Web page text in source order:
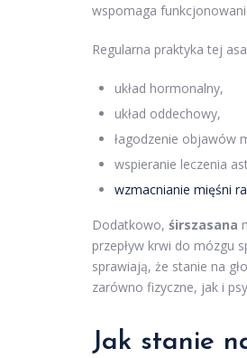
wspomaga
Regularna praktyka tej
układ hormonalny,
układ oddechowy,
łagodzenie objawów
wspieranie leczenia
wzmacnianie mięśni
Dodatkowo, śirszasana
przepływ krwi do mózgu
sprawiają, że stanie na
zarówno fizyczne, jak i
Jak stanie